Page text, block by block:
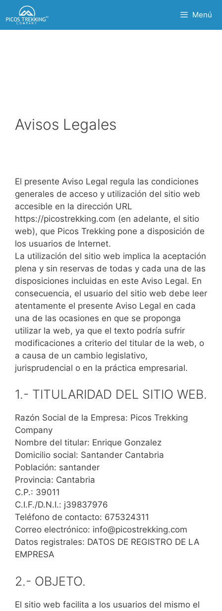
Saltar
al
contenido
Menú
Avisos Legales
El presente Aviso Legal regula las condiciones
generales de acceso y utilización del sitio web
accesible en la dirección URL
https://picostrekking.com (en adelante, el sitio
web), que Picos Trekking pone a disposición de
los usuarios de Internet.
La utilización del sitio web implica la aceptación
plena y sin reservas de todas y cada una de las
disposiciones incluidas en este Aviso Legal. En
consecuencia, el usuario del sitio web debe leer
atentamente el presente Aviso Legal en cada
una de las ocasiones en que se proponga
utilizar la web, ya que el texto podría sufrir
modificaciones a criterio del titular de la web, o
a causa de un cambio legislativo,
jurisprudencial o en la práctica empresarial.
1.- TITULARIDAD DEL SITIO WEB.
Razón Social de la Empresa: Picos Trekking
Company
Nombre del titular: Enrique Gonzalez
Domicilio social: Santander Cantabria
Población: santander
Provincia: Cantabria
C.P.: 39011
C.I.F./D.N.I.: j39837976
Teléfono de contacto: 675324311
Correo electrónico: info@picostrekking.com
Datos registrales: DATOS DE REGISTRO DE LA
EMPRESA
2.- OBJETO.
El sitio web facilita a los usuarios del mismo el